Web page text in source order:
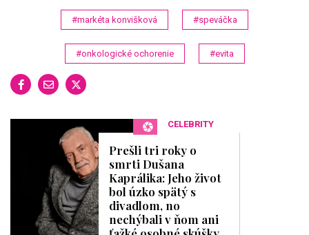
#markéta konvišková #speváčka
#onkologické ochorenie #evita
CELEBRITY
Prešli tri roky o
smrti Dušana
Kaprálika: Jeho život
bol úzko spätý s
divadlom, no
nechýbali v ňom ani